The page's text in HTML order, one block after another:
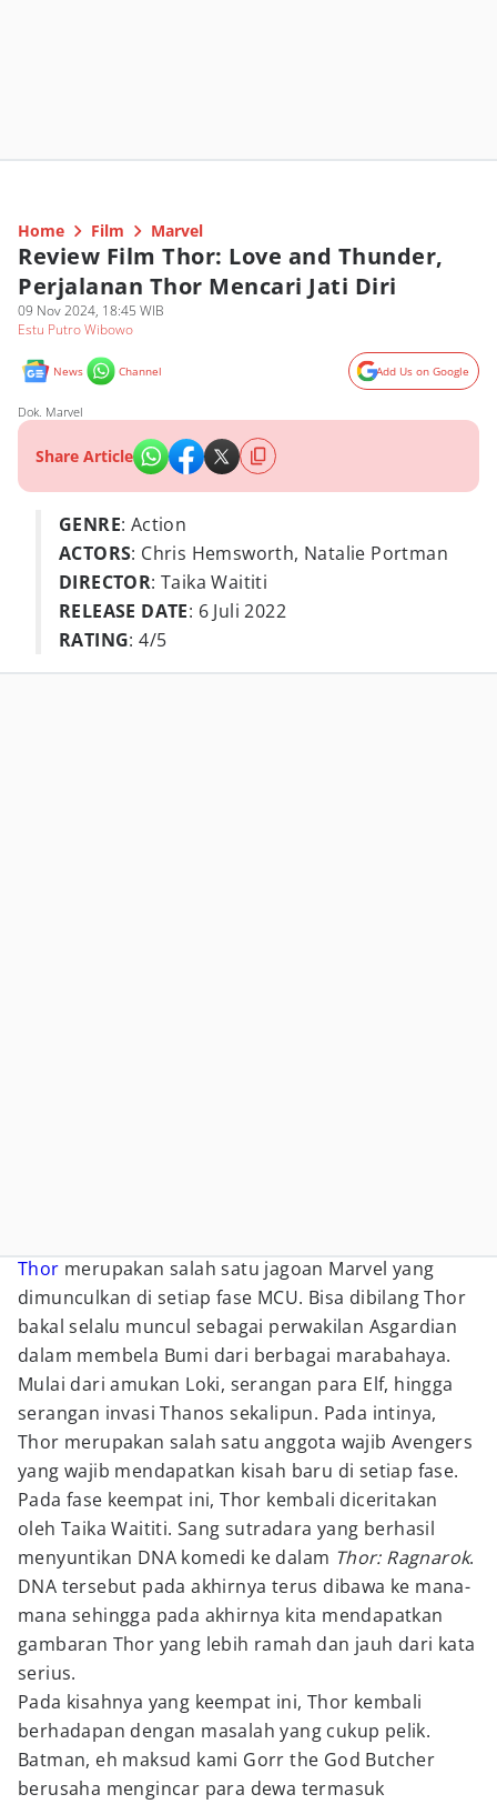
Home Film Marvel
Review Film Thor: Love and Thunder,
Perjalanan Thor Mencari Jati Diri
09 Nov 2024, 18:45 WIB
Estu Putro Wibowo
News Channel Add Us on Google
Dok. Marvel
Share Article
GENRE: Action
ACTORS: Chris Hemsworth, Natalie Portman
DIRECTOR: Taika Waititi
RELEASE DATE: 6 Juli 2022
RATING: 4/5
Thor merupakan salah satu jagoan Marvel yang
dimunculkan di setiap fase MCU. Bisa dibilang Thor
bakal selalu muncul sebagai perwakilan Asgardian
dalam membela Bumi dari berbagai marabahaya.
Mulai dari amukan Loki, serangan para Elf, hingga
serangan invasi Thanos sekalipun. Pada intinya,
Thor merupakan salah satu anggota wajib Avengers
yang wajib mendapatkan kisah baru di setiap fase.
Pada fase keempat ini, Thor kembali diceritakan
oleh Taika Waititi. Sang sutradara yang berhasil
menyuntikan DNA komedi ke dalam Thor: Ragnarok.
DNA tersebut pada akhirnya terus dibawa ke mana-
mana sehingga pada akhirnya kita mendapatkan
gambaran Thor yang lebih ramah dan jauh dari kata
serius.
Pada kisahnya yang keempat ini, Thor kembali
berhadapan dengan masalah yang cukup pelik.
Batman, eh maksud kami Gorr the God Butcher
berusaha mengincar para dewa termasuk